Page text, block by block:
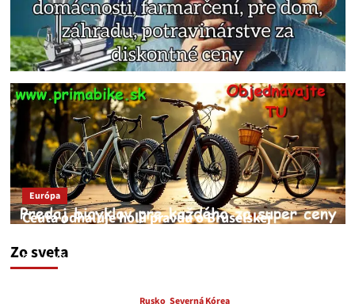
Zo sveta
Európa
Ceuta odhaľuje holú pravdu o Bruselskej
JNS